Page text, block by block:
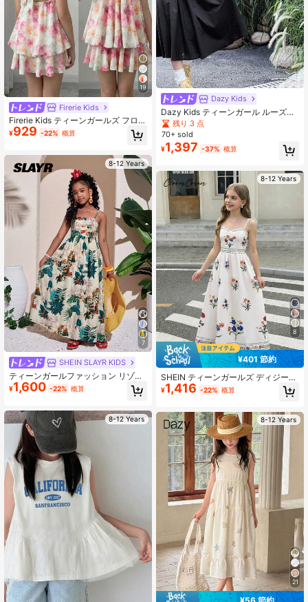
19
Firerie Kids
Firerie Kids ティーンガールズ フロー
ラルホルターネックドレス、フォー
マルな機会、旅行、バケーション、
ート、かわいい女の子の服装に適し
たプリンセスドレス
¥929 -22% 概算
8-12 Years
7
SHEIN SLAYR KIDS
ティーンガールファッション リゾー
ト ピンク スパゲッティストラップ A
ラインドレス
¥1,600 -22% 概算
8-12 Years
Dazy Kids
Dazy Kids ティーンガール ルーズス
トラップ オーバーオールドレス 夏
用、学校再開 服 バケーション
残り 3 点
70+ sold
¥1,397 -37% 概算
8-12 Years
8
¥401 節約
SHEIN ティーンガールズ ディジーフ
ローラル ノースリーブ ミドル丈ドレ
ス
¥1,416 -22% 概算
8-12 Years
21